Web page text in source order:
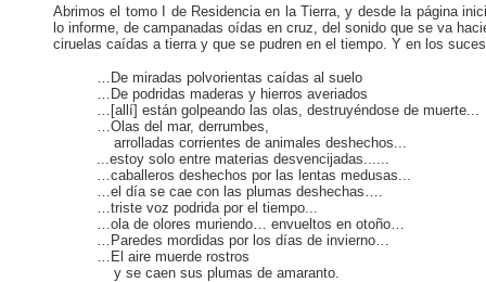
Abrimos el tomo I de Residencia en la Tierra, y desde la página
lo informe, de campanadas oídas en cruz, del sonido que se va
ciruelas caídas a tierra y que se pudren en el tiempo. Y en los
…De miradas polvorientas caídas al suelo
…De podridas maderas y hierros averiados
…[allí] están golpeando las olas, destruyéndose de muerte...
…Olas del mar, derrumbes,
arrolladas corrientes de animales deshechos...
...estoy solo entre materias desvencijadas......
…caballeros deshechos por las lentas medusas...
…el día se cae con las plumas deshechas….
…triste voz podrida por el tiempo...
…ola de olores muriendo… envueltos en otoño…
…Paredes mordidas por los días de invierno…
…El aire muerde rostros
y se caen sus plumas de amaranto.